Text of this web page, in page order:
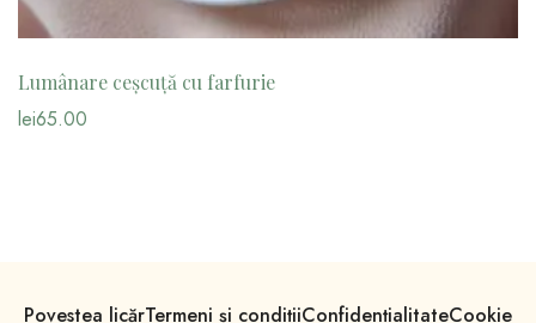
Lumânare ceșcuță cu farfurie
lei65.00
Povestea licărTermeni și condițiiConfidențialitateCookie